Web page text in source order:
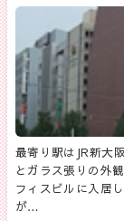
最寄り駅はJR新大
とガラス張りの外
フィスビルに入居
が…